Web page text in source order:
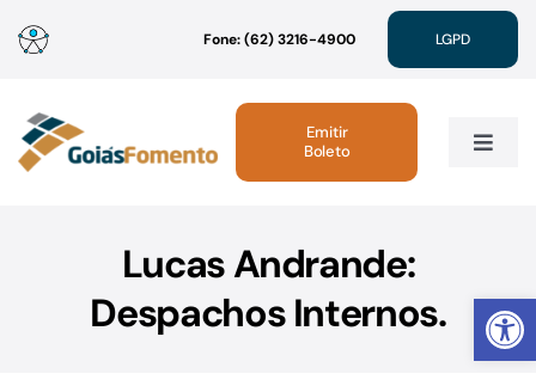
Abrir
para
conteúdo
Fone: (62) 3216-4900 LGPD
Toggle
Linhas de Crédito
Emitir
Boleto
Lucas Andrande:
Despachos Internos.